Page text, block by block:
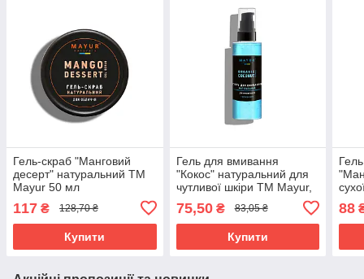
Гель-скраб "Манговий
десерт" натуральний TM
Mayur 50 мл
117 ₴ 128,70 ₴
Купити
Гель для вмивання
"Кокос" натуральний для
чутливої шкіри TM Mayur,
75,50₴ 83,05 ₴
Купити
88